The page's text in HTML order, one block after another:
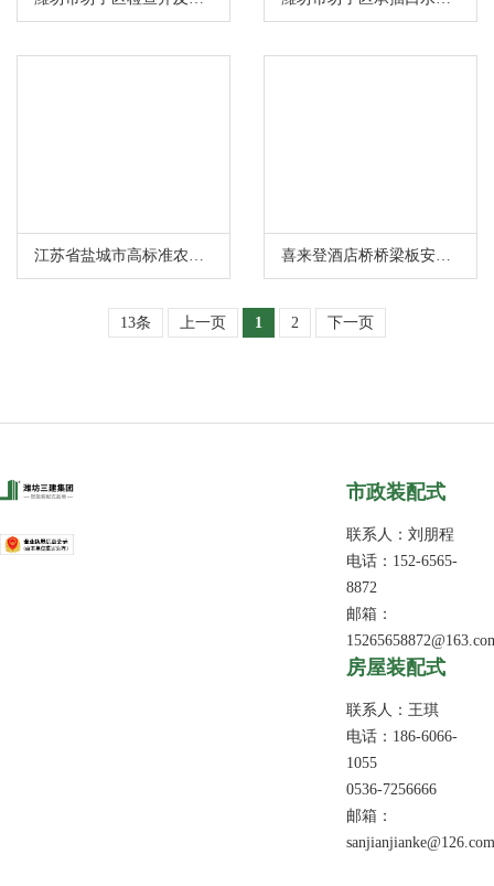
13条 上一页 1 2 下一页
市政装配式
联系人：刘朋程
电话：152-6565-
8872
邮箱：
​房屋装配式
联系人：王琪
电话：186-6066-
1055
0536-7256666
邮箱：
sanjianjianke@126.com